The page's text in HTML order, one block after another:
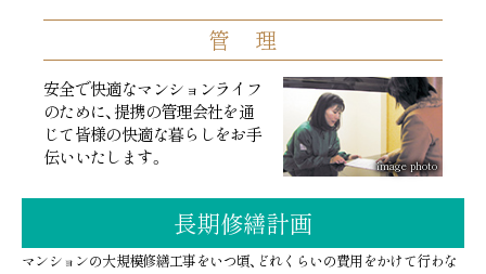
管 理
安全で快適なマンションライフ
のために、提携の管理会社を通
じて皆様の快適な暮らしをお手
伝いいたします。
image photo
長期修繕計画
マンションの大規模修繕工事をいつ頃、どれくらいの費用をかけて行わな